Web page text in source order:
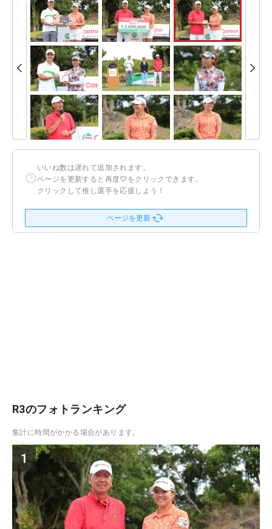
いいね数は遅れて追加されます。
ページを更新すると再度♡をクリックできます。
クリックして推し選手を応援しよう！
ページを更新
R3のフォトランキング
集計に時間がかかる場合があります。
1